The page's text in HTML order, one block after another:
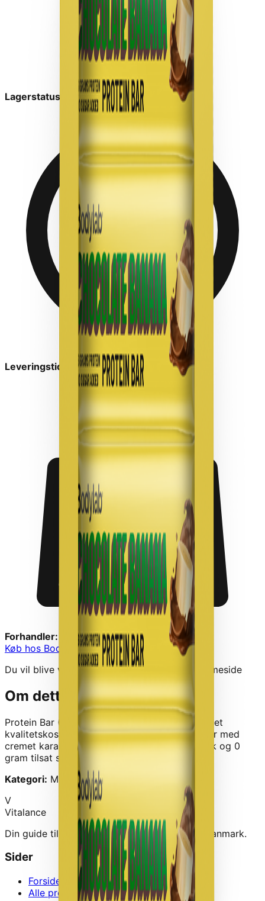
Lagerstatus: På lager
Leveringstid: 1-2 dage
Forhandler:
Bodylab
Køb hos Bodylab→
Du vil blive videresendt til forhandlerens hjemmeside
Om dette produkt
Protein Bar (12 x 55 g) - Chocolate Banana
er et
kvalitetskosttilskud fra Bodylab.Blød bananbar med
cremet karamel, premium protein fra frisk mølk og 0
gram tilsat sukker.
Kategori: Muskelopbygning › Proteinbarer
V
Vitalance
Din guide til at finde de bedste kosttilskud i Danmark.
Sider
Forside
Alle produkter